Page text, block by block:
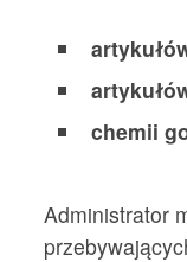
chemii
Administrator